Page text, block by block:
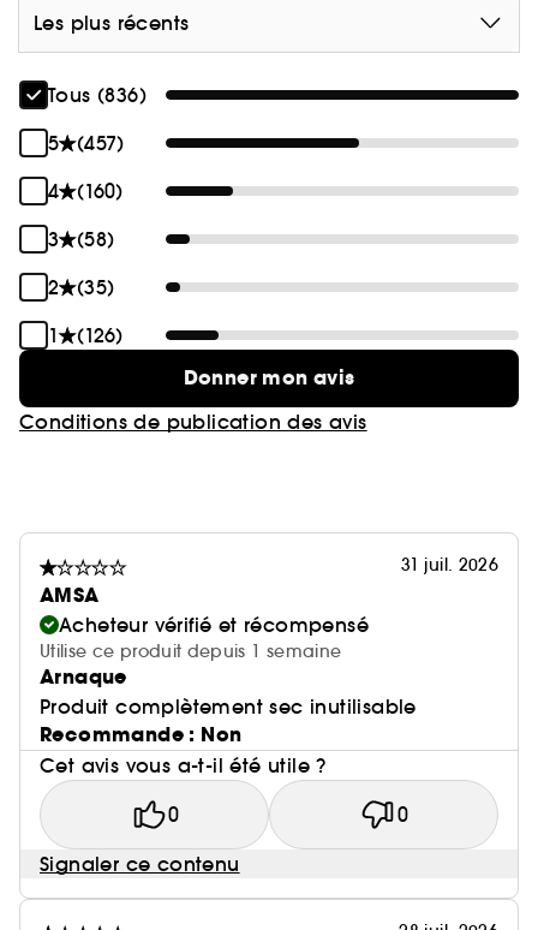
Les plus récents
Tous (836)
5
(457)
4
(160)
3
(58)
2
(35)
1
(126)
Donner mon avis
Conditions de publication des avis
31 juil. 2026
AMSA
Acheteur vérifié et récompensé
Utilise ce produit depuis 1 semaine
Arnaque
Produit complètement sec inutilisable
Recommande : Non
Cet avis vous a-t-il été utile ?
0 0
Signaler ce contenu